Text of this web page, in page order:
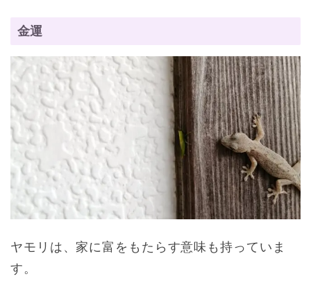
金運
ヤモリは、家に富をもたらす意味も持っていま
す。